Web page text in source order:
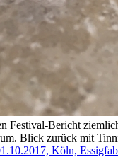
Festival-Bericht
Blick zurück mit
Köln,